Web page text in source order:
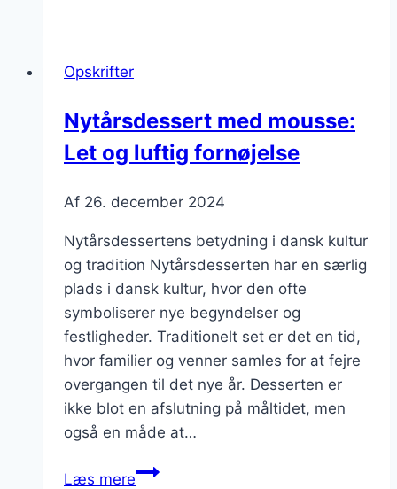
Opskrifter
Nytårsdessert med mousse:
Let og luftig fornøjelse
Af 26. december 2024
Nytårsdessertens betydning i dansk kultur
og tradition Nytårsdesserten har en særlig
plads i dansk kultur, hvor den ofte
symboliserer nye begyndelser og
festligheder. Traditionelt set er det en tid,
hvor familier og venner samles for at fejre
overgangen til det nye år. Desserten er
ikke blot en afslutning på måltidet, men
også en måde at…
Læs mereNytårsdessert